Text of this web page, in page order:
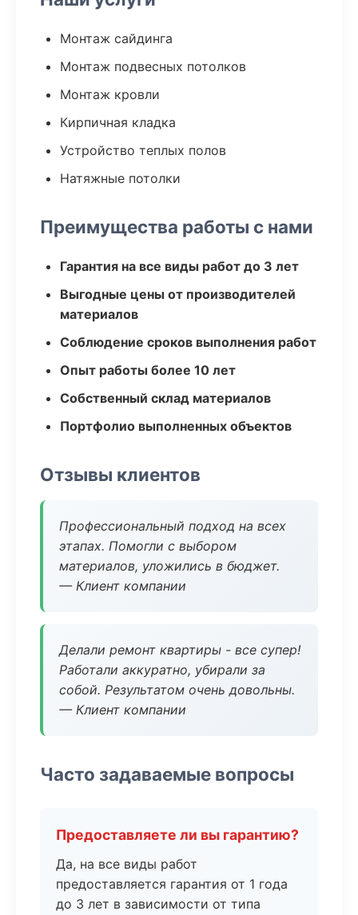
Монтаж сайдинга
Монтаж подвесных потолков
Монтаж кровли
Кирпичная кладка
Устройство теплых полов
Натяжные потолки
Преимущества работы с нами
Гарантия на все виды работ до 3 лет
Выгодные цены от производителей
материалов
Соблюдение сроков выполнения работ
Опыт работы более 10 лет
Собственный склад материалов
Портфолио выполненных объектов
Отзывы клиентов
Профессиональный подход на всех
этапах. Помогли с выбором
материалов, уложились в бюджет.
— Клиент компании
Делали ремонт квартиры - все супер!
Работали аккуратно, убирали за
собой. Результатом очень довольны.
— Клиент компании
Часто задаваемые вопросы
Предоставляете ли вы гарантию?
Да, на все виды работ
предоставляется гарантия от 1 года
до 3 лет в зависимости от типа